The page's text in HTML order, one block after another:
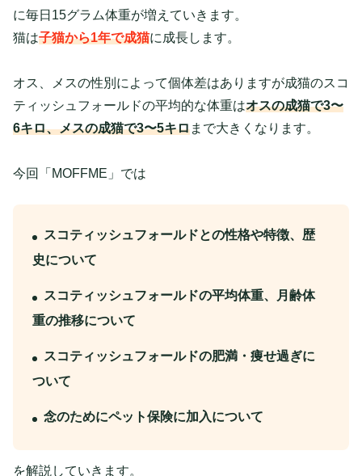
に毎日15グラム体重が増えていきます。
猫は子猫から1年で成猫に成長します。
オス、メスの性別によって個体差はありますが成猫のスコ
ティッシュフォールドの平均的な体重はオスの成猫で3〜
6キロ、メスの成猫で3〜5キロまで大きくなります。
今回「MOFFME」では
スコティッシュフォールドとの性格や特徴、歴
史について
スコティッシュフォールドの平均体重、月齢体
重の推移について
スコティッシュフォールドの肥満・痩せ過ぎに
ついて
念のためにペット保険に加入について
を解説していきます。